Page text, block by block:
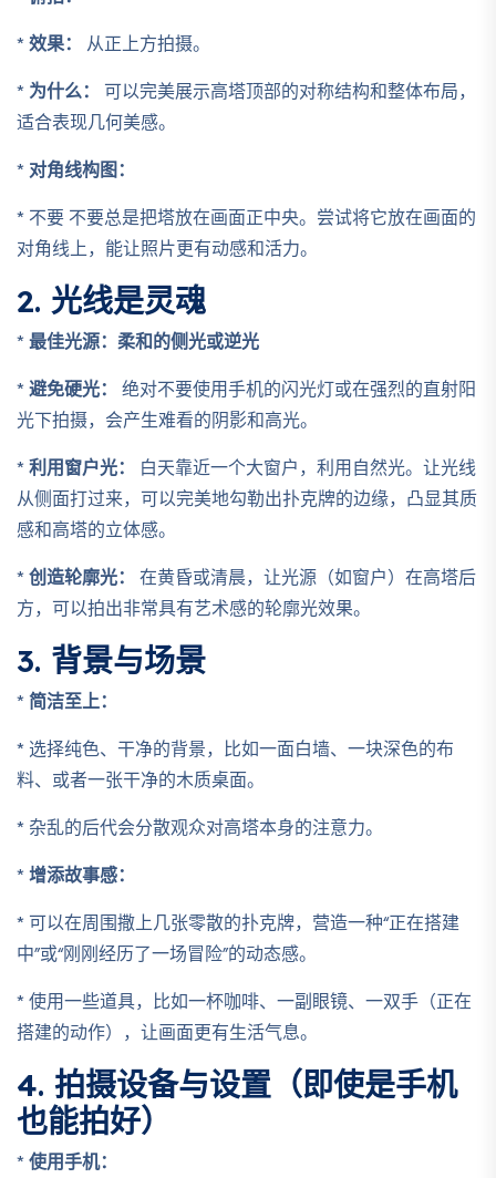
*效果： 从正上方拍摄。
*为什么： 可以完美展示高塔顶部的对称结构和整体布局，
适合表现几何美感。
*对角线构图：
* 不要 不要总是把塔放在画面正中央。尝试将它放在画面的
对角线上，能让照片更有动感和活力。
2. 光线是灵魂
*最佳光源：柔和的侧光或逆光
*避免硬光： 绝对不要使用手机的闪光灯或在强烈的直射阳
光下拍摄，会产生难看的阴影和高光。
*利用窗户光：
白天靠近一个大窗户，利用自然光。让光线
从侧面打过来，可以完美地勾勒出扑克牌的边缘，凸显其质
感和高塔的立体感。
*创造轮廓光： 在黄昏或清晨，让光源（如窗户）在高塔后
方，可以拍出非常具有艺术感的轮廓光效果。
3. 背景与场景
*简洁至上：
* 选择纯色、干净的背景，比如一面白墙、一块深色的布
料、或者一张干净的木质桌面。
* 杂乱的后代会分散观众对高塔本身的注意力。
*增添故事感：
* 可以在周围撒上几张零散的扑克牌，营造一种“正在搭建
中”或“刚刚经历了一场冒险”的动态感。
* 使用一些道具，比如一杯咖啡、一副眼镜、一双手（正在
搭建的动作），让画面更有生活气息。
4. 拍摄设备与设置（即使是手机
也能拍好）
*使用手机：